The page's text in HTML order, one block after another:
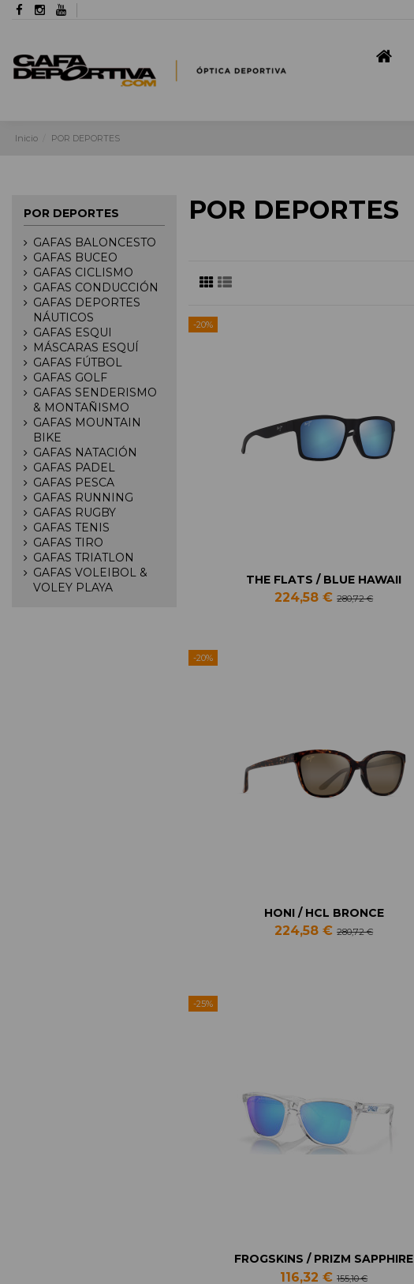
Inicio POR DEPORTES
POR DEPORTES
-20%
THE FLATS / BLUE HAWAII
224,58 €280,72 €
-20%
HONI / HCL BRONCE
224,58 €280,72 €
-25%
FROGSKINS / PRIZM SAPPHIRE
116,32 €155,10 €
POR DEPORTES
GAFAS BALONCESTO
GAFAS BUCEO
GAFAS CICLISMO
GAFAS CONDUCCIÓN
GAFAS DEPORTES
NÁUTICOS
GAFAS ESQUI
MÁSCARAS ESQUÍ
GAFAS FÚTBOL
GAFAS GOLF
GAFAS SENDERISMO
& MONTAÑISMO
GAFAS MOUNTAIN
BIKE
GAFAS NATACIÓN
GAFAS PADEL
GAFAS PESCA
GAFAS RUNNING
GAFAS RUGBY
GAFAS TENIS
GAFAS TIRO
GAFAS TRIATLON
GAFAS VOLEIBOL &
VOLEY PLAYA